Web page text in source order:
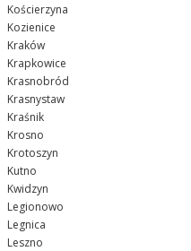
Kościerzyna
Kozienice
Kraków
Krapkowice
Krasnobród
Krasnystaw
Kraśnik
Krosno
Krotoszyn
Kutno
Kwidzyn
Legionowo
Legnica
Leszno